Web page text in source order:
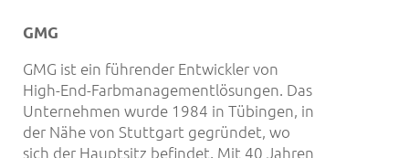
GMG
GMG ist ein führender Entwickler von
High-End-Farbmanagementlösungen. Das
Unternehmen wurde 1984 in Tübingen, in
der Nähe von Stuttgart gegründet, wo
sich der Hauptsitz befindet. Mit 40 Jahren